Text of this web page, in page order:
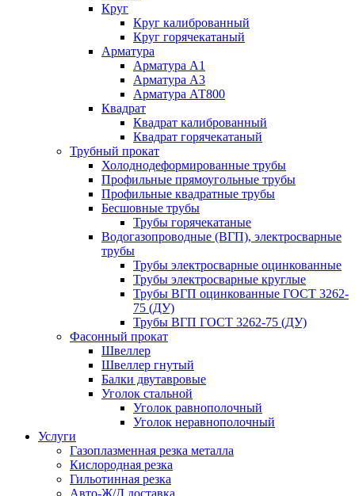
Круг
Круг калиброванный
Круг горячекатаный
Арматура
Арматура А1
Арматура А3
Арматура АТ800
Квадрат
Квадрат калиброванный
Квадрат горячекатаный
Трубный прокат
Холоднодеформированные трубы
Профильные прямоугольные трубы
Профильные квадратные трубы
Бесшовные трубы
Трубы горячекатаные
Водогазопроводные (ВГП), электросварные
трубы
Трубы электросварные оцинкованные
Трубы электросварные круглые
Трубы ВГП оцинкованные ГОСТ 3262-
75 (ДУ)
Трубы ВГП ГОСТ 3262-75 (ДУ)
Фасонный прокат
Швеллер
Швеллер гнутый
Балки двутавровые
Уголок стальной
Уголок равнополочный
Уголок неравнополочный
Услуги
Газоплазменная резка металла
Кислородная резка
Гильотинная резка
Авто-Ж/Д доставка